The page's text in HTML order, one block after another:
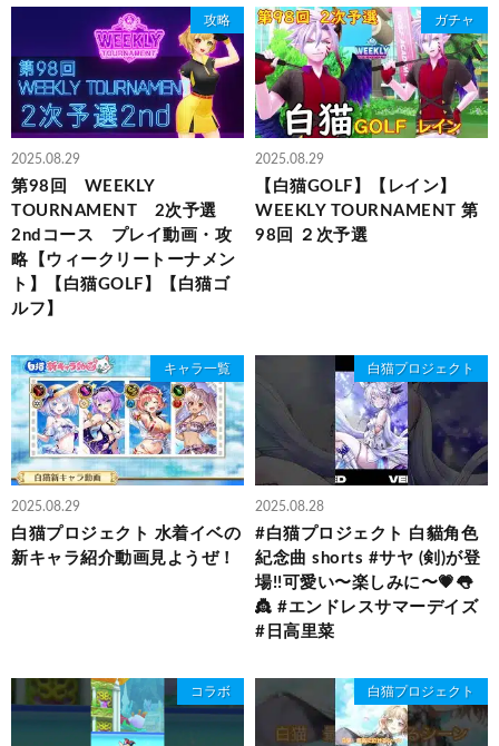
攻略
2025.08.29
第98回 WEEKLY
TOURNAMENT 2次予選
2ndコース プレイ動画・攻
略【ウィークリートーナメン
ト】【白猫GOLF】【白猫ゴ
ルフ】
ガチャ
2025.08.29
【白猫GOLF】【レイン】
WEEKLY TOURNAMENT 第
98回 ２次予選
キャラ一覧
2025.08.29
白猫プロジェクト 水着イベの
新キャラ紹介動画見ようぜ！
白猫プロジェクト
2025.08.28
#白猫プロジェクト 白貓角色
紀念曲 shorts #サヤ (剣)が登
場!!可愛い〜楽しみに〜💗👅
👸 #エンドレスサマーデイズ
#日高里菜
コラボ 白猫プロジェクト